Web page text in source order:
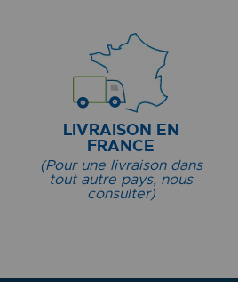
LIVRAISON EN
FRANCE
(Pour une livraison dans
tout autre pays, nous
consulter)